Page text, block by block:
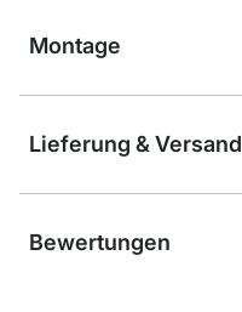
Montage
Lieferung & Versand
Bewertungen